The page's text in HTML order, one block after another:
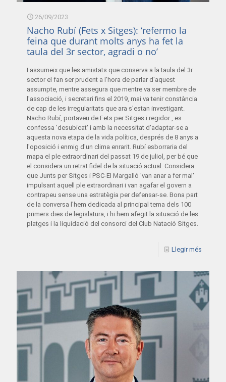
26/09/2023
Nacho Rubí (Fets x Sitges): ‘refermo la
feina que durant molts anys ha fet la
taula del 3r sector, agradi o no’
I assumeix que les amistats que conserva a la taula del 3r
sector el fan ser prudent a l'hora de parlar d'aquest
assumpte, mentre assegura que mentre va ser membre de
l'associació, i secretari fins el 2019, mai va tenir constància
de cap de les irregularitats que ara s'estan investigant.
Nacho Rubí, portaveu de Fets per Sitges i regidor , es
confessa 'desubicat' i amb la necessitat d'adaptar-se a
aquesta nova etapa de la vida política, després de 8 anys a
l'oposició i enmig d'un clima enrarit. Rubí esborraria del
mapa el ple extraordinari del passat 19 de juliol, per bé que
el considera un retrat fidel de la situació actual. Considera
que Junts per Sitges i PSC-El Margalló 'van anar a fer mal'
impulsant aquell ple extraordinari i van agafar el govern a
contrapeu sense una estratègia per defensar-se. Bona part
de la conversa l'hem dedicada al principal tema dels 100
primers dies de legislatura, i hi hem afegit la situació de les
platges i la liquidació del consorci del Club Natació Sitges.
Llegir més